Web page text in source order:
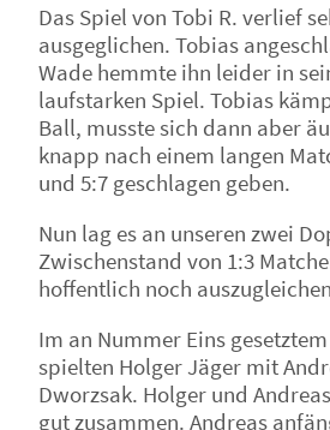
Das Spiel von Tobi R. verlief
ausgeglichen. Tobias
Wade hemmte ihn leider in
laufstarken Spiel. Tobias
Ball, musste sich dann aber
knapp nach einem langen
und 5:7 geschlagen geben.
Nun lag es an unseren zwei
Zwischenstand von 1:3
hoffentlich noch
Im an Nummer Eins
spielten Holger Jäger mit
Dworzsak. Holger und
gut zusammen. Andreas